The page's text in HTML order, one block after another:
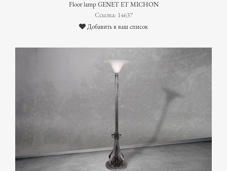
Floor lamp GENET ET MICHON
Ссылка: 14637
Добавить в ваш список